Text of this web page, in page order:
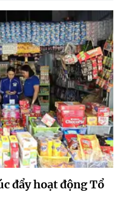
đẩy hoạt động Tổ